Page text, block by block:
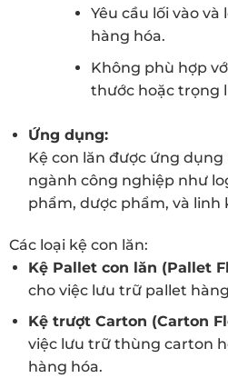
Yêu cầu lối vào
hàng hóa.
Không phù hợp
thước hoặc trọng
Ứng dụng:
Kệ con lăn được ứng
ngành công nghiệp như
phẩm, dược phẩm, và linh
Các loại kệ con lăn:
Kệ Pallet con lăn (Pallet
cho việc lưu trữ pallet
Kệ trượt Carton (Carton
việc lưu trữ thùng carton
hàng hóa.